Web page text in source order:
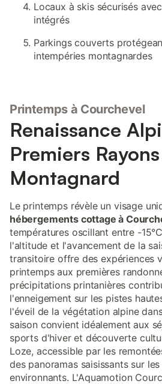
Locaux à skis sécurisés
intégrés
Parkings couverts
intempéries montagnardes
Printemps à Courchevel
Renaissance
Premiers
Montagnard
Le printemps révèle un visage
hébergements cottage à
températures oscillant entre -
l'altitude et l'avancement de la
transitoire offre des expériences
printemps aux premières
précipitations printanières
l'enneigement sur les pistes
l'éveil de la végétation alpine
saison convient idéalement aux
sports d'hiver et découverte
Loze, accessible par les
des panoramas saisissants sur
environnants. L'Aquamotion